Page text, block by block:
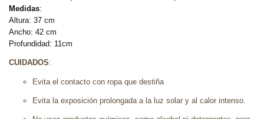
Medidas:
Altura: 37 cm
Ancho: 42 cm
Profundidad: 11cm
CUIDADOS:
Evita el contacto con ropa que destiña
Evita la exposición prolongada a la luz solar y al calor intenso.